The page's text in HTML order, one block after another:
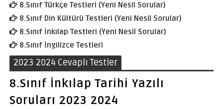
8.Sınıf Türkçe Testleri (Yeni Nesil Sorular)
8.Sınıf Din Kültürü Testleri (Yeni Nesil Sorular)
8.Sınıf İnkılap Testleri (Yeni Nesil Sorular)
8.Sınıf İngilizce Testleri
2023 2024 Cevaplı Testler
8.Sınıf İnkılap Tarihi Yazılı
Soruları 2023 2024